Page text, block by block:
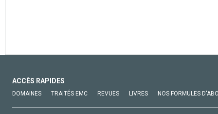
ACCÈS RAPIDES
DOMAINES TRAITÉS EMC REVUES LIVRES NOS FORMULES